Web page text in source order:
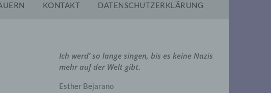
KONTAKT DATENSCHUTZERKLÄRUNG
Ich werd’ so lange singen, bis es keine Nazis
mehr auf der Welt gibt.
Esther Bejarano